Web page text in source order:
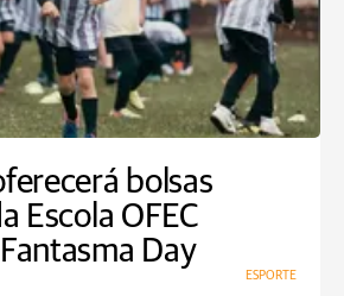
bolsas
Escola OFEC
Day
ESPORTE